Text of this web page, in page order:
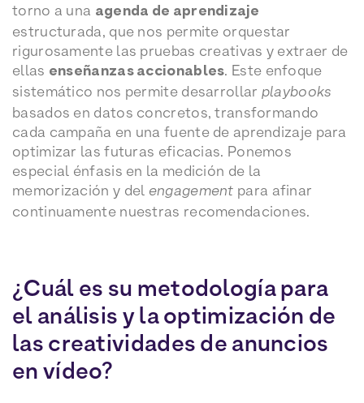
torno a una agenda de aprendizaje
estructurada, que nos permite orquestar
rigurosamente las pruebas creativas y extraer de
ellas enseñanzas accionables. Este enfoque
sistemático nos permite desarrollar playbooks
basados en datos concretos, transformando
cada campaña en una fuente de aprendizaje para
optimizar las futuras eficacias. Ponemos
especial énfasis en la medición de la
memorización y del engagement para afinar
continuamente nuestras recomendaciones.
¿Cuál es su metodología para
el análisis y la optimización de
las creatividades de anuncios
en vídeo?